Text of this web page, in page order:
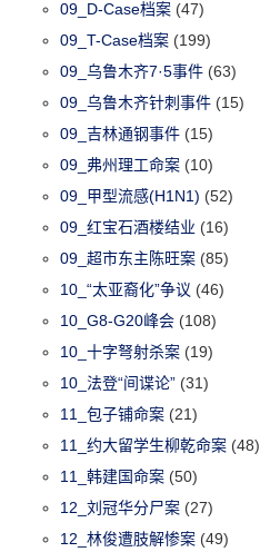
09_D-Case档案 (47)
09_T-Case档案 (199)
09_乌鲁木齐7·5事件 (63)
09_乌鲁木齐针刺事件 (15)
09_吉林通钢事件 (15)
09_弗州理工命案 (10)
09_甲型流感(H1N1) (52)
09_红宝石酒楼结业 (16)
09_超市东主陈旺案 (85)
10_“太亚裔化”争议 (46)
10_G8-G20峰会 (108)
10_十字弩射杀案 (19)
10_法登“间谍论” (31)
11_包子铺命案 (21)
11_约大留学生柳乾命案 (48)
11_韩建国命案 (50)
12_刘冠华分尸案 (27)
12_林俊遭肢解惨案 (49)